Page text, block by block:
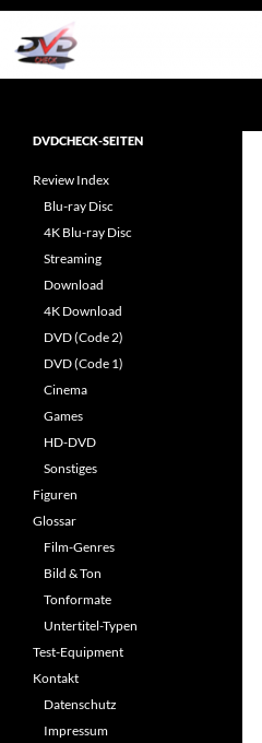
Zum
Inhalt
springen
Reviews rund ums Heimkino &
DVDCHECK-SEITEN
Review Index
Blu-ray Disc
4K Blu-ray Disc
Streaming
Download
4K Download
DVD (Code 2)
DVD (Code 1)
Cinema
Games
HD-DVD
Sonstiges
Figuren
Glossar
Film-Genres
Bild & Ton
Tonformate
Untertitel-Typen
Test-Equipment
Kontakt
Datenschutz
Impressum